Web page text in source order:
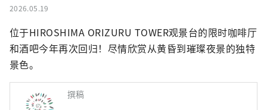
2026.05.19
位于HIROSHIMA ORIZURU TOWER观景台的限时咖啡厅
和酒吧今年再次回归！尽情欣赏从黄昏到璀璨夜景的独特
景色。
撰稿